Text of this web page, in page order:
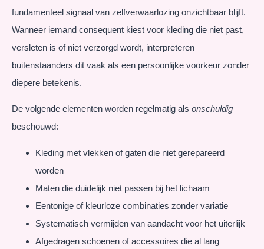
fundamenteel signaal van zelfverwaarlozing onzichtbaar blijft.
Wanneer iemand consequent kiest voor kleding die niet past,
versleten is of niet verzorgd wordt, interpreteren
buitenstaanders dit vaak als een persoonlijke voorkeur zonder
diepere betekenis.
De volgende elementen worden regelmatig als onschuldig
beschouwd:
Kleding met vlekken of gaten die niet gerepareerd
worden
Maten die duidelijk niet passen bij het lichaam
Eentonige of kleurloze combinaties zonder variatie
Systematisch vermijden van aandacht voor het uiterlijk
Afgedragen schoenen of accessoires die al lang